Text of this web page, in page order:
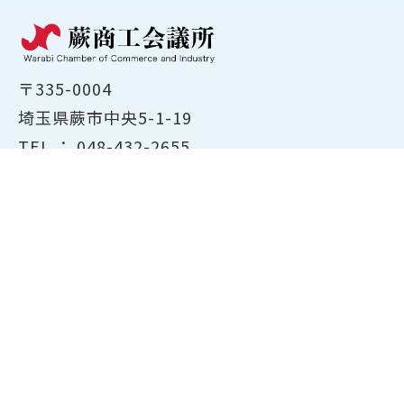
〒335-0004
埼玉県蕨市中央5-1-19
TEL ： 048-432-2655